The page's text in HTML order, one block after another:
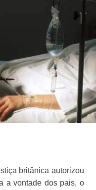
britânica autorizou
a vontade dos pais, o